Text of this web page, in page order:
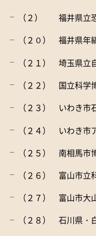
（２） 福井県立
（２０） 福井県年
（２１） 埼玉県立
（２２） 国立科学
（２３） いわき市
（２４） いわき市
（２５） 南相馬市
（２６） 富山市立
（２７） 富山市大
（２８） 石川県・